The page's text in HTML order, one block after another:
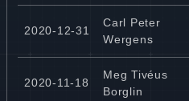
2020-12-31
Carl Peter
Wergens
2020-11-18
Meg Tivéus
Borglin